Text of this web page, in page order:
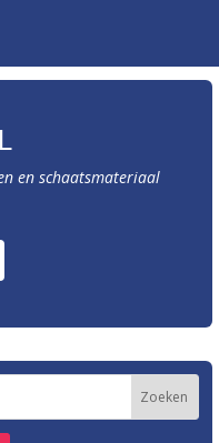
en schaatsmateriaal